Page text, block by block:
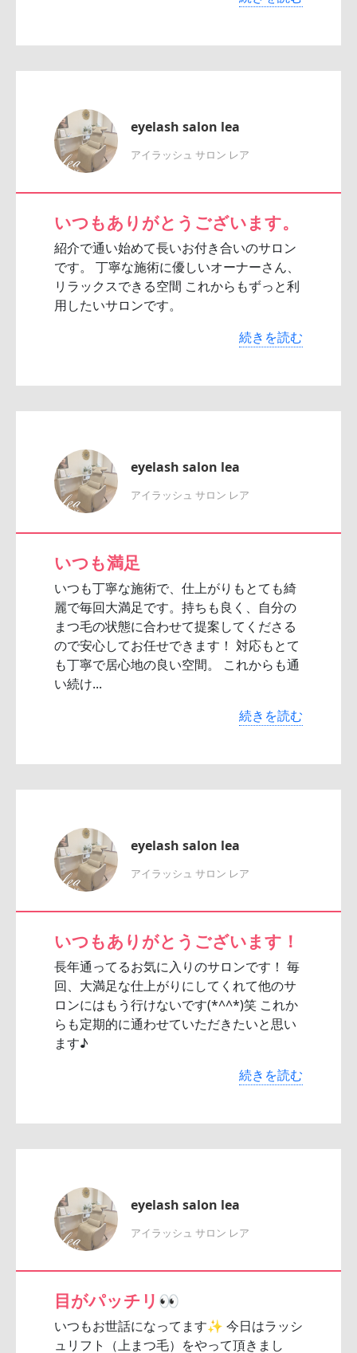
eyelash salon lea
アイラッシュ サロン レア
いつもありがとうございます。
紹介で通い始めて長いお付き合いのサロン
です。 丁寧な施術に優しいオーナーさん、
リラックスできる空間 これからもずっと利
用したいサロンです。
続きを読む
eyelash salon lea
アイラッシュ サロン レア
いつも満足
いつも丁寧な施術で、仕上がりもとても綺
麗で毎回大満足です。持ちも良く、自分の
まつ毛の状態に合わせて提案してくださる
ので安心してお任せできます！ 対応もとて
も丁寧で居心地の良い空間。 これからも通
い続け...
続きを読む
eyelash salon lea
アイラッシュ サロン レア
いつもありがとうございます！
長年通ってるお気に入りのサロンです！ 毎
回、大満足な仕上がりにしてくれて他のサ
ロンにはもう行けないです(*^^*)笑 これか
らも定期的に通わせていただきたいと思い
ます♪
続きを読む
eyelash salon lea
アイラッシュ サロン レア
目がパッチリ👀
いつもお世話になってます✨ 今日はラッシ
ュリフト（上まつ毛）をやって頂きまし